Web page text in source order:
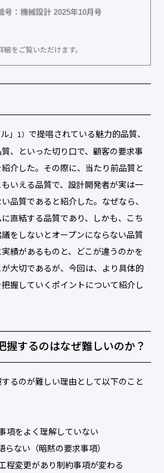
号：機械設計 2025年10月号
をご覧いただけます。
」 1） で提唱されている魅力的品質、
、といった切り口で、顧客の要求事
介した。その際に、当たり前品質と
いえる品質で、設計開発者が実は一
品質であると紹介した。なぜなら、
直結する品質であり、しかも、こち
をしないとオープンにならない品質
績があるものと、どこが違うのかを
大切であるが、今回は、より具体的
握していくポイントについて紹介し
握するのはなぜ難しいのか？
るのが難しい理由として以下のこと
をよく理解していない
ない（暗黙の要求事項）
変更があり制約事項が変わる